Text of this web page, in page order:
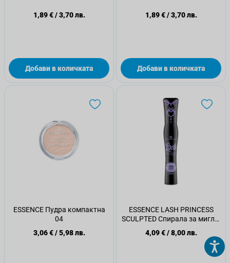
1,89 €/3,70 лв.
Добави в количката
1,89 €/3,70 лв.
Добави в количката
ESSENCE Пудра компактна
04
3,06 €/5,98 лв.
ESSENCE LASH PRINCESS
SCULPTED Спирала за мигли,
4,09 €/8,00 лв.